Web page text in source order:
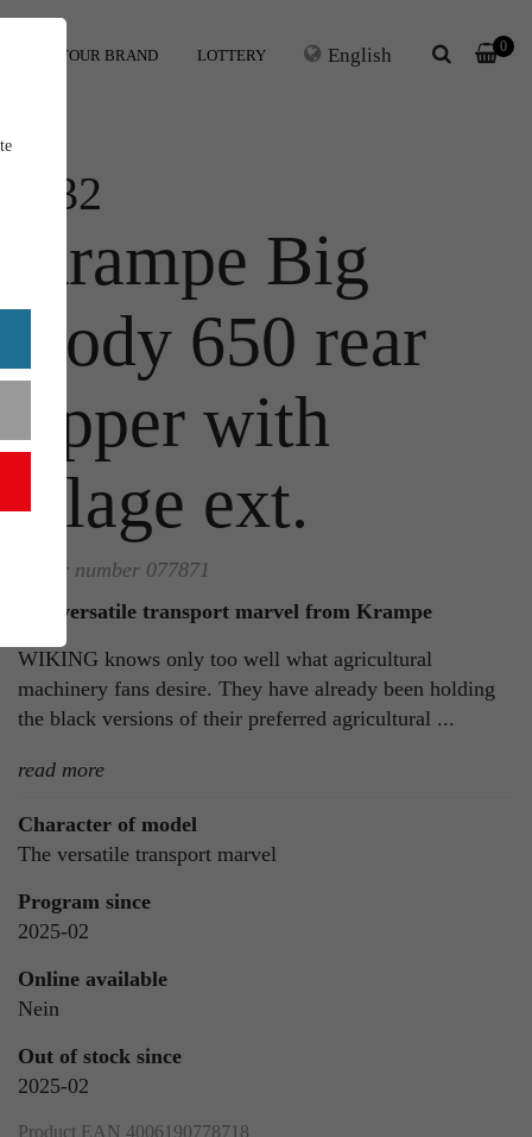
YOUR BRAND LOTTERY English 0
1:32
Krampe Big
Body 650 rear
tipper with
silage ext.
Order number 077871
The versatile transport marvel from Krampe
WIKING knows only too well what agricultural
machinery fans desire. They have already been holding
the black versions of their preferred agricultural ...
read more
Character of model
The versatile transport marvel
Program since
2025-02
Online available
Nein
Out of stock since
2025-02
Product EAN 4006190778718